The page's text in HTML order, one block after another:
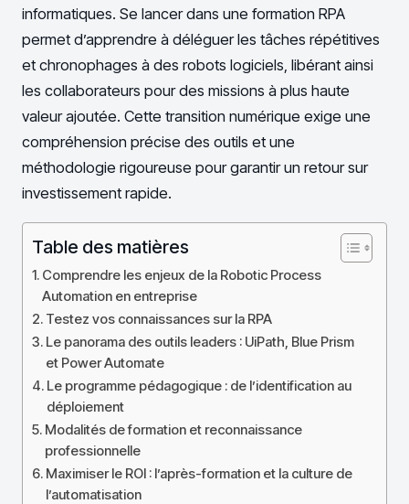
informatiques. Se lancer dans une formation RPA
permet d’apprendre à déléguer les tâches répétitives
et chronophages à des robots logiciels, libérant ainsi
les collaborateurs pour des missions à plus haute
valeur ajoutée. Cette transition numérique exige une
compréhension précise des outils et une
méthodologie rigoureuse pour garantir un retour sur
investissement rapide.
Table des matières
Comprendre les enjeux de la Robotic Process
Automation en entreprise
Testez vos connaissances sur la RPA
Le panorama des outils leaders : UiPath, Blue Prism
et Power Automate
Le programme pédagogique : de l’identification au
déploiement
Modalités de formation et reconnaissance
professionnelle
Maximiser le ROI : l’après-formation et la culture de
l’automatisation